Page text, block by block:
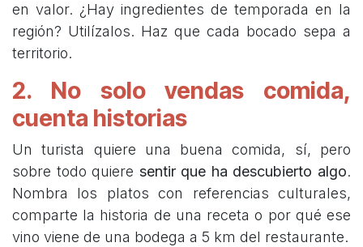
en valor. ¿Hay ingredientes de temporada en la
región? Utilízalos. Haz que cada bocado sepa a
territorio.
2. No solo vendas comida,
cuenta historias
Un turista quiere una buena comida, sí, pero
sobre todo quiere sentir que ha descubierto algo.
Nombra los platos con referencias culturales,
comparte la historia de una receta o por qué ese
vino viene de una bodega a 5 km del restaurante.